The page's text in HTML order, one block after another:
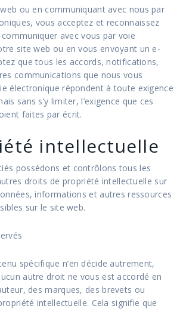
ou en communiquant avec nous par
vous acceptez et reconnaissez
avec vous par voie
site web ou en vous envoyant un e-
que tous les accords, notifications,
communications que nous vous
électronique répondent à toute exigence
sans s’y limiter, l’exigence que ces
faites par écrit.
intellectuelle
possédons et contrôlons tous les
droits de propriété intellectuelle sur
informations et autres ressources
sur le site web.
spécifique n’en décide autrement,
autre droit ne vous est accordé en
des marques, des brevets ou
intellectuelle. Cela signifie que